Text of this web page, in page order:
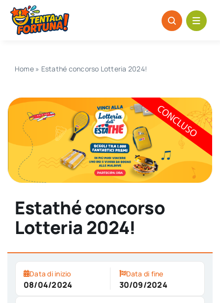
Salta
contenuto
Home» Estathé concorso Lotteria 2024!
Estathé concorso
Lotteria 2024!
Data di inizio
08/04/2024
Data di fine
30/09/2024